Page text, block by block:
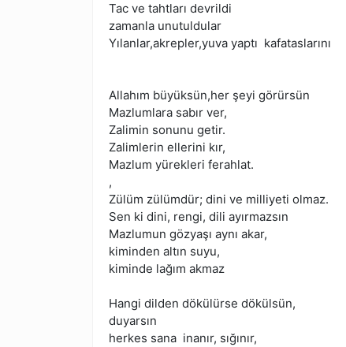
Tac ve tahtları devrildi
zamanla unutuldular
Yılanlar,akrepler,yuva yaptı kafataslarını
Allahım büyüksün,her şeyi görürsün
Mazlumlara sabır ver,
Zalimin sonunu getir.
Zalimlerin ellerini kır,
Mazlum yürekleri ferahlat.
,
Zülüm zülümdür; dini ve milliyeti olmaz.
Sen ki dini, rengi, dili ayırmazsın
Mazlumun gözyaşı aynı akar,
kiminden altın suyu,
kiminde lağım akmaz
Hangi dilden dökülürse dökülsün,
duyarsın
herkes sana inanır, sığınır,